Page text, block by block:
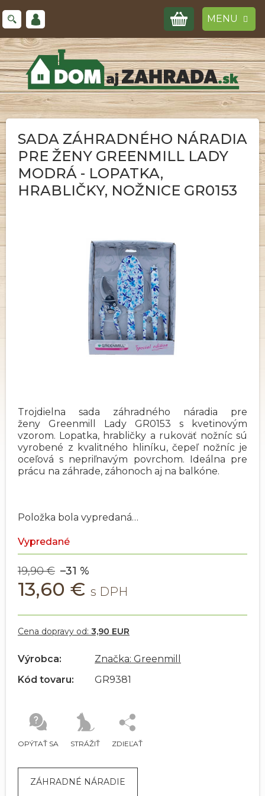
na
obsah
NÁKUPNÝ
SADA ZÁHRADNÉHO NÁRADIA
PRE ŽENY GREENMILL LADY
MODRÁ - LOPATKA,
HRABLIČKY, NOŽNICE GR0153
Vypredané
19,90 € –31 %
13,60 €
Položka bola vypredaná…
Trojdielna sada záhradného náradia pre
ženy Greenmill Lady GR0153 s kvetinovým
vzorom. Lopatka, hrabličky a rukoväť nožníc sú
vyrobené z kvalitného hliníku, čepeľ nožníc je
oceľová s nepriľnavým povrchom. Ideálna pre
prácu na záhrade, záhonoch aj na balkóne.
OPÝTAŤ SA STRÁŽIŤ ZDIEĽAŤ
Cena dopravy od: 3,90 EUR
Výrobca:
Značka: Greenmill
Kód tovaru:
GR9381
ZÁHRADNÉ NÁRADIE